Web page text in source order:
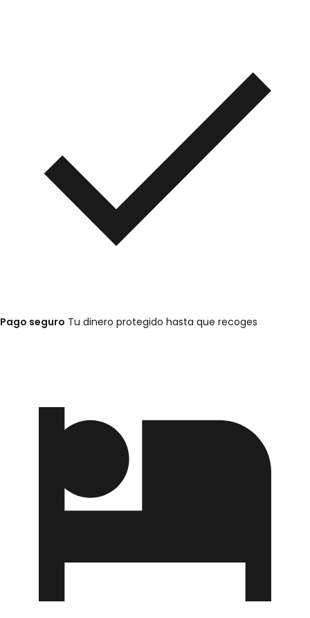
Pago seguro Tu dinero protegido hasta que recoges